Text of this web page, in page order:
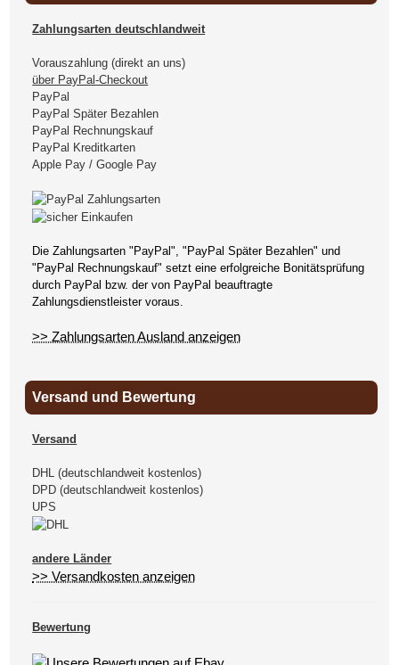
Zahlungsarten deutschlandweit
Vorauszahlung (direkt an uns)
über PayPal-Checkout
PayPal
PayPal Später Bezahlen
PayPal Rechnungskauf
PayPal Kreditkarten
Apple Pay / Google Pay
Die Zahlungsarten "PayPal", "PayPal Später Bezahlen" und
"PayPal Rechnungskauf" setzt eine erfolgreiche Bonitätsprüfung
durch PayPal bzw. der von PayPal beauftragte
Zahlungsdienstleister voraus.
>> Zahlungsarten Ausland anzeigen
Versand und Bewertung
Versand
DHL (deutschlandweit kostenlos)
DPD (deutschlandweit kostenlos)
UPS
andere Länder
>> Versandkosten anzeigen
Bewertung